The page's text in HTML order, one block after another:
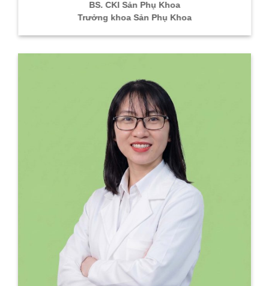
BS. CKI Sản Phụ Khoa
Trưởng khoa Sản Phụ Khoa